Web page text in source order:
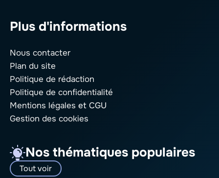
Plus d'informations
Nous contacter
Plan du site
Politique de rédaction
Politique de confidentialité
Mentions légales et CGU
Gestion des cookies
Nos thématiques populaires
Tout voir